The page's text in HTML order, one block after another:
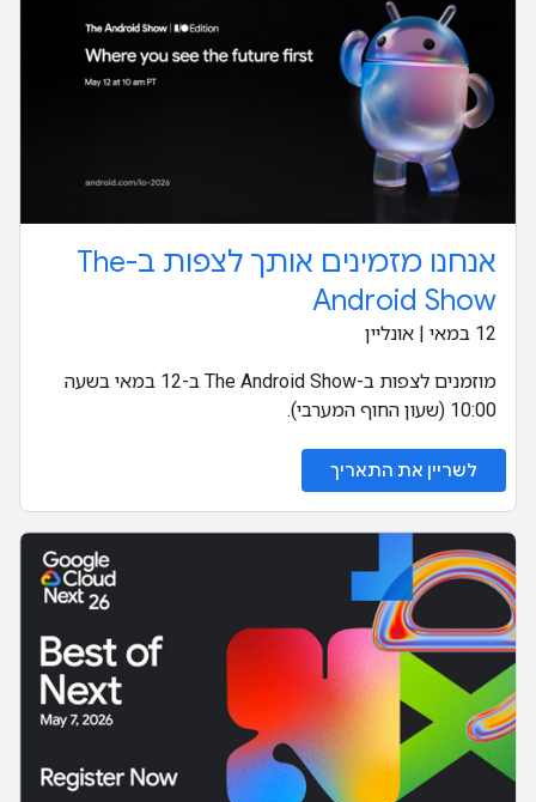
אנחנו מזמינים אותך לצפות ב-The
Android Show
‫12 במאי | אונליין
מוזמנים לצפות ב-The Android Show ב-12 במאי בשעה
10:00 (שעון החוף המערבי).
לשריין את התאריך